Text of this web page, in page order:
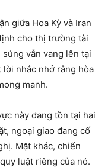
giữa Hoa Kỳ và Iran
cho thị trường tài
vẫn vang lên tại
nhắc nhở rằng hòa
manh.
này đang tồn tại hai
ngoại giao đang cố
Mặt khác, chiến
luật riêng của nó.